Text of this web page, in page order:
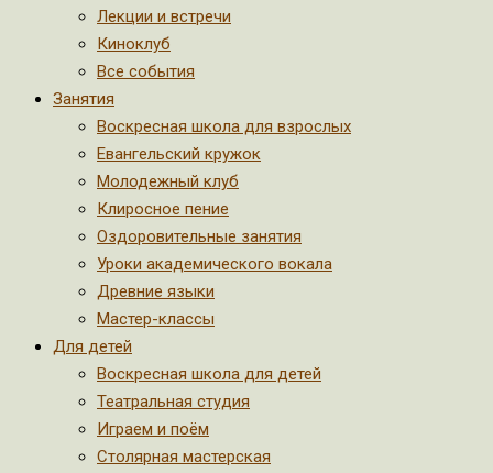
Лекции и встречи
Киноклуб
Все события
Занятия
Воскресная школа для взрослых
Евангельский кружок
Молодежный клуб
Клиросное пение
Оздоровительные занятия
Уроки академического вокала
Древние языки
Мастер-классы
Для детей
Воскресная школа для детей
Театральная студия
Играем и поём
Столярная мастерская